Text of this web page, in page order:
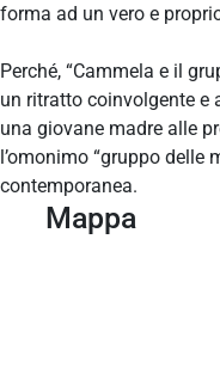
forma ad un vero e
Perché, “Cammela e il
un ritratto coinvolgente e
una giovane madre alle
l’omonimo “gruppo delle
contemporanea.
Mappa